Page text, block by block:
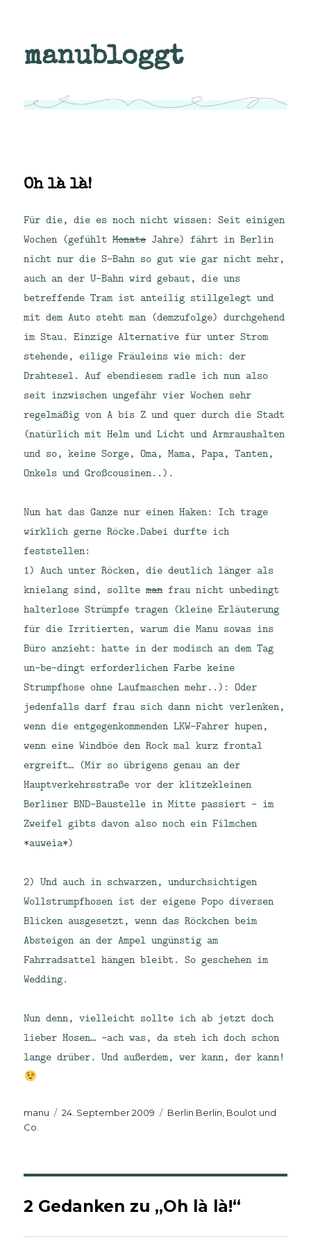
manubloggt
Oh là là!
Für die, die es noch nicht wissen: Seit einigen
Wochen (gefühltMonateJahre) fährt in Berlin
nicht nur die S-Bahn so gut wie gar nicht mehr,
auch an der U-Bahn wird gebaut, die uns
betreffende Tram ist anteilig stillgelegt und
mit dem Auto steht man (demzufolge) durchgehend
im Stau. Einzige Alternative für unter Strom
stehende, eilige Fräuleins wie mich: der
Drahtesel. Auf ebendiesem radle ich nun also
seit inzwischen ungefähr vier Wochen sehr
regelmäßig von A bis Z und quer durch die Stadt
(natürlich mit Helm und Licht und Armraushalten
und so, keine Sorge, Oma, Mama, Papa, Tanten,
Onkels und Großcousinen..).
Nun hat das Ganze nur einen Haken: Ich trage
wirklich gerne Röcke.Dabei durfte ich
feststellen:
1) Auch unter Röcken, die deutlich länger als
knielang sind, solltemanfrau nicht unbedingt
halterlose Strümpfe tragen (kleine Erläuterung
für die Irritierten, warum die Manu sowas ins
Büro anzieht: hatte in der modisch an dem Tag
un-be-dingt erforderlichen Farbe keine
Strumpfhose ohne Laufmaschen mehr..): Oder
jedenfalls darf frau sich dann nicht verlenken,
wenn die entgegenkommenden LKW-Fahrer hupen,
wenn eine Windböe den Rock mal kurz frontal
ergreift… (Mir so übrigens genau an der
Hauptverkehrsstraße vor der klitzekleinen
Berliner BND-Baustelle in Mitte passiert – im
Zweifel gibts davon also noch ein Filmchen
*auweia*)
2) Und auch in schwarzen, undurchsichtigen
Wollstrumpfhosen ist der eigene Popo diversen
Blicken ausgesetzt, wenn das Röckchen beim
Absteigen an der Ampel ungünstig am
Fahrradsattel hängen bleibt. So geschehen im
Wedding.
Nun denn, vielleicht sollte ich ab jetzt doch
lieber Hosen… -ach was, da steh ich doch schon
lange drüber. Und außerdem, wer kann, der kann!
Autor
manu
Veröffentlicht
24. September 2009 Kategorien
Berlin Berlin Boulot und
Co.
2 Gedanken zu „Oh là là!“